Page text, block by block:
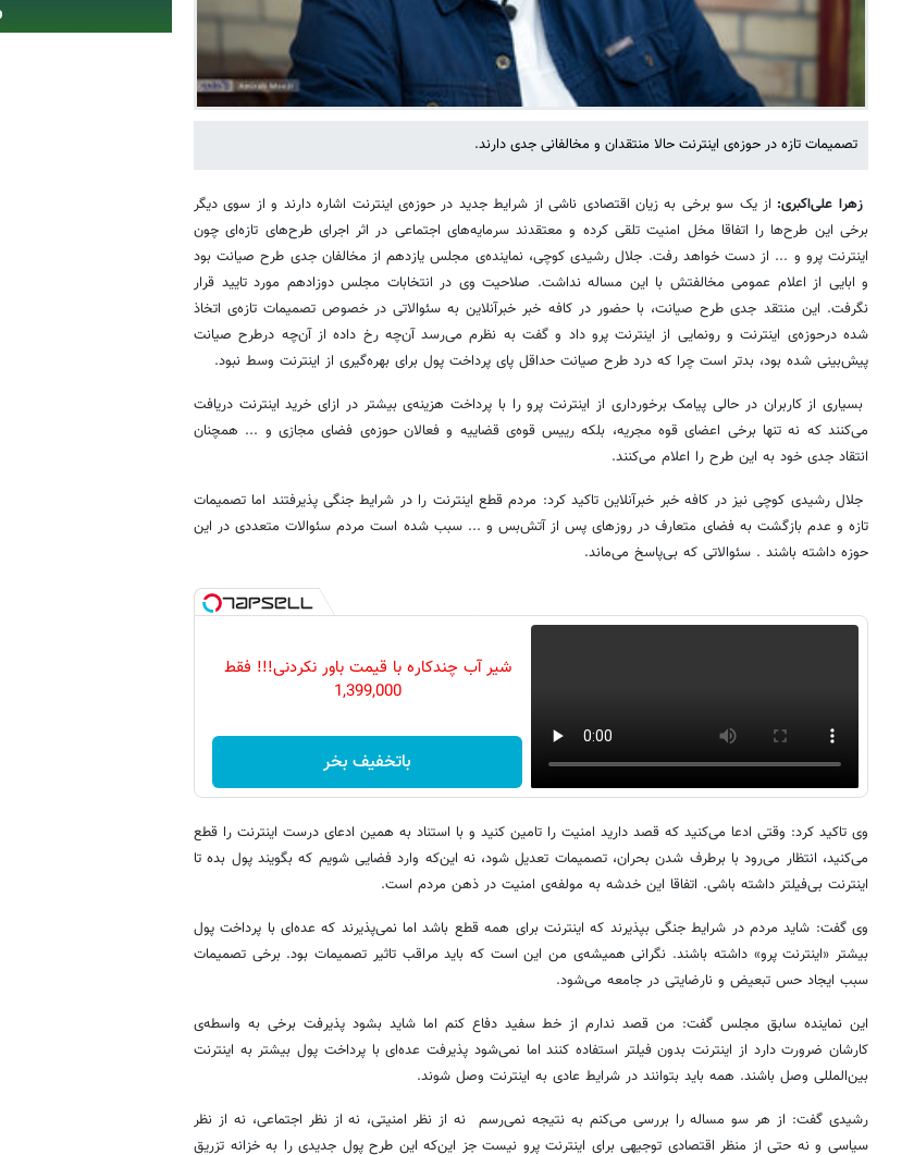
تصمیمات تازه در حوزه‌ی اینترنت حالا منتقدان و مخالفانی جدی دارند.
زهرا علی‌اکبری: از یک سو برخی به زیان اقتصادی ناشی از شرایط جدید در حوزه‌ی اینترنت اشاره دارند و از سوی دیگر
برخی این طرح‌ها را اتفاقا مخل امنیت تلقی کرده و معتقدند سرمایه‌های اجتماعی در اثر اجرای طرح‌های تازه‌ای چون
اینترنت پرو و ... از دست خواهد رفت. جلال رشیدی کوچی، نماینده‌ی مجلس یازدهم از مخالفان جدی طرح صیانت بود
و ابایی از اعلام عمومی مخالفتش با این مساله نداشت. صلاحیت وی در انتخابات مجلس دوزادهم مورد تایید قرار
نگرفت. این منتقد جدی طرح صیانت، با حضور در کافه خبر خبرآنلاین به سئوالاتی در خصوص تصمیمات تازه‌ی اتخاذ
شده درحوزه‌ی اینترنت و رونمایی از اینترنت پرو داد و گفت به نظرم می‌رسد آن‌چه رخ داده از آن‌چه درطرح صیانت
پیش‌بینی شده بود، بدتر است چرا که درد طرح صیانت حداقل پای پرداخت پول برای بهره‌گیری از اینترنت وسط نبود.
بسیاری از کاربران در حالی پیامک برخورداری از اینترنت پرو را با پرداخت هزینه‌ی بیشتر در ازای خرید اینترنت دریافت
می‌کنند که نه تنها برخی اعضای قوه مجریه، بلکه رییس قوه‌ی قضاییه و فعالان حوزه‌ی فضای مجازی و ... همچنان
انتقاد جدی خود به این طرح را اعلام می‌کنند.
جلال رشیدی کوچی نیز در کافه خبر خبرآنلاین تاکید کرد: مردم قطع اینترنت را در شرایط جنگی پذیرفتند اما تصمیمات
تازه و عدم بازگشت به فضای متعارف در روزهای پس از آتش‌بس و ... سبب شده است مردم سئوالات متعددی در این
حوزه داشته باشند . سئوالاتی که بی‌پاسخ می‌ماند.
شیر آب چندکاره با قیمت باور نکردنی!!! فقط
1,399,000
باتخفیف بخر
وی تاکید کرد: وقتی ادعا می‌کنید که قصد دارید امنیت را تامین کنید و با استناد به همین ادعای درست اینترنت را قطع
می‌کنید، انتظار می‌رود با برطرف شدن بحران، تصمیمات تعدیل شود، نه این‌که وارد فضایی شویم که بگویند پول بده تا
اینترنت بی‌فیلتر داشته باشی. اتفاقا این خدشه به مولفه‌ی امنیت در ذهن مردم است.
وی گفت: شاید مردم در شرایط جنگی بپذیرند که اینترنت برای همه قطع باشد اما نمی‌پذیرند که عده‌ای با پرداخت پول
بیشتر «اینترنت پرو» داشته باشند. نگرانی همیشه‌ی من این است که باید مراقب تاثیر تصمیمات بود. برخی تصمیمات
سبب ایجاد حس تبعیض و نارضایتی در جامعه می‌شود.
این نماینده سابق مجلس گفت: من قصد ندارم از خط سفید دفاع کنم اما شاید بشود پذیرفت برخی به واسطه‌ی
کارشان ضرورت دارد از اینترنت بدون فیلتر استفاده کنند اما نمی‌شود پذیرفت عده‌ای با پرداخت پول بیشتر به اینترنت
بین‌المللی وصل باشند. همه باید بتوانند در شرایط عادی به اینترنت وصل شوند.
رشیدی گفت: از هر سو مساله را بررسی می‌کنم به نتیجه نمی‌رسم نه از نظر امنیتی، نه از نظر اجتماعی، نه از نظر
سیاسی و نه حتی از منظر اقتصادی توجیهی برای اینترنت پرو نیست جز این‌که این طرح پول جدیدی را به خزانه تزریق